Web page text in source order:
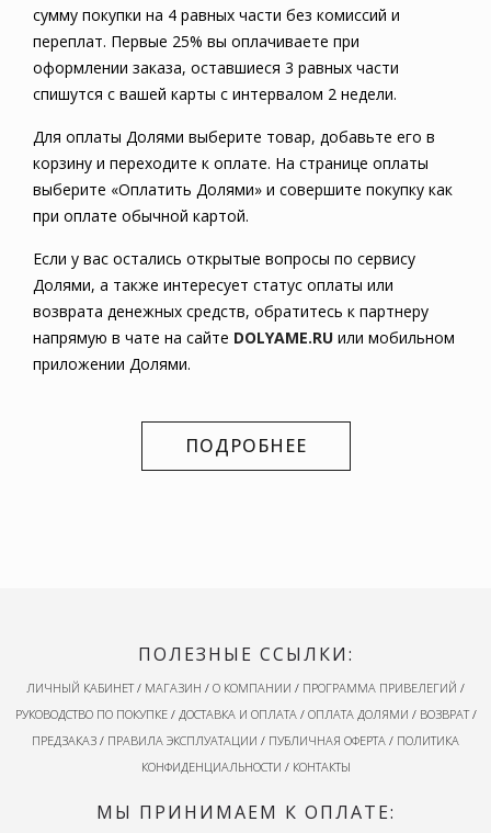
сумму покупки на 4 равных части без комиссий и
переплат. Первые 25% вы оплачиваете при
оформлении заказа, оставшиеся 3 равных части
спишутся с вашей карты с интервалом 2 недели.
Для оплаты Долями выберите товар, добавьте его в
корзину и переходите к оплате. На странице оплаты
выберите «Оплатить Долями» и совершите покупку как
при оплате обычной картой.
Если у вас остались открытые вопросы по сервису
Долями, а также интересует статус оплаты или
возврата денежных средств, обратитесь к партнеру
напрямую в чате на сайте DOLYAME.RU или мобильном
приложении Долями.
ПОДРОБНЕЕ
ПОЛЕЗНЫЕ ССЫЛКИ:
ЛИЧНЫЙ КАБИНЕТ/ МАГАЗИН / О КОМПАНИИ / ПРОГРАММА ПРИВЕЛЕГИЙ /
РУКОВОДСТВО ПО ПОКУПКЕ/ ДОСТАВКА И ОПЛАТА / ОПЛАТА ДОЛЯМИ / ВОЗВРАТ/
ПРЕДЗАКАЗ / ПРАВИЛА ЭКСПЛУАТАЦИИ / ПУБЛИЧНАЯ ОФЕРТА / ПОЛИТИКА
КОНФИДЕНЦИАЛЬНОСТИ / КОНТАКТЫ
МЫ ПРИНИМАЕМ К ОПЛАТЕ: